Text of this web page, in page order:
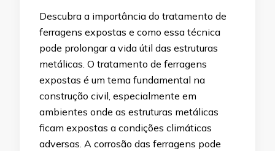
Descubra a importância do tratamento de
ferragens expostas e como essa técnica
pode prolongar a vida útil das estruturas
metálicas. O tratamento de ferragens
expostas é um tema fundamental na
construção civil, especialmente em
ambientes onde as estruturas metálicas
ficam expostas a condições climáticas
adversas. A corrosão das ferragens pode